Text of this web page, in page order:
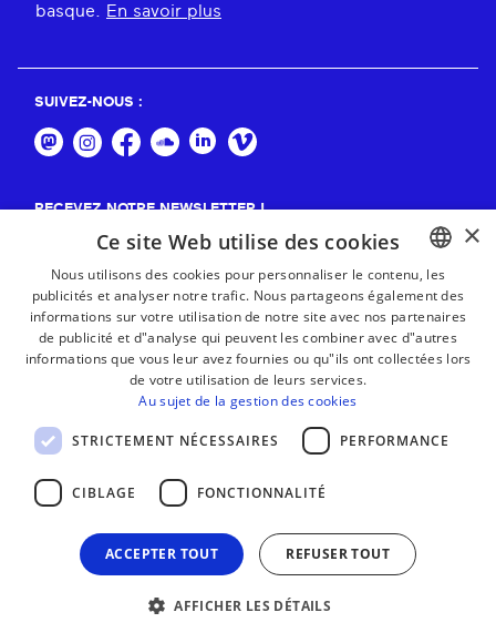
basque.
En savoir plus
SUIVEZ-NOUS :
RECEVEZ NOTRE NEWSLETTER !
MENTIONS LÉGALES
BASQUE
FRENCH
×
Ce site Web utilise des cookies
Nous utilisons des cookies pour personnaliser le contenu, les
publicités et analyser notre trafic. Nous partageons également des
informations sur votre utilisation de notre site avec nos partenaires
de publicité et d"analyse qui peuvent les combiner avec d"autres
informations que vous leur avez fournies ou qu"ils ont collectées lors
de votre utilisation de leurs services.
Au sujet de la gestion des cookies
STRICTEMENT NÉCESSAIRES PERFORMANCE
CIBLAGE FONCTIONNALITÉ
ACCEPTER TOUT REFUSER TOUT
AFFICHER LES DÉTAILS